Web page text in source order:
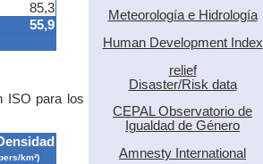
55,9
85,3
ISO para los
km²)
Meteorología e Hidrología
Human Development Index
relief
Disaster/Risk data
CEPAL Observatorio de
Igualdad de Género
Amnesty International